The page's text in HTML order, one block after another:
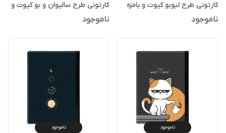
کارتونی طرح لبوبو کیوت و بامزه
ترند کد p58
ناموجود
کارتونی طرح سالیوان و بو کیوت و
بامزه ترند کد p71
ناموجود
ناموجود ناموجود